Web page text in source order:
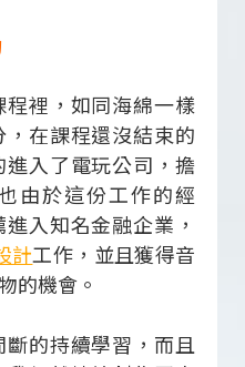
裡，如同海綿一樣
在課程還沒結束的
入了電玩公司，擔
由於這份工作的經
入知名金融企業，
計工作，並且獲得音
的機會。
的持續學習，而且